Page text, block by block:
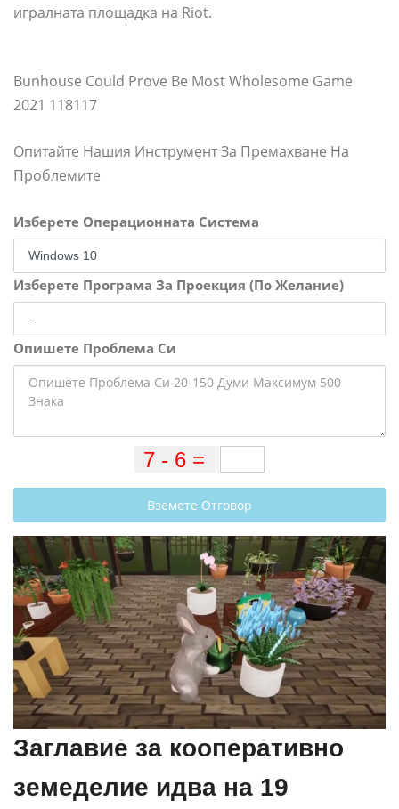
игралната площадка на Riot.
Bunhouse Could Prove Be Most Wholesome Game
2021 118117
Опитайте Нашия Инструмент За Премахване На
Проблемите
Изберете Операционната Система
Изберете Програма За Проекция (По Желание)
Опишете Проблема Си
Вземете Отговор
Заглавие за кооперативно
земеделие идва на 19